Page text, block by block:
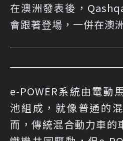
在澳洲發表後，
會跟著登場，一併在澳
e-POWER系統由電動
池組成，就像普通的
而，傳統混合動力車的